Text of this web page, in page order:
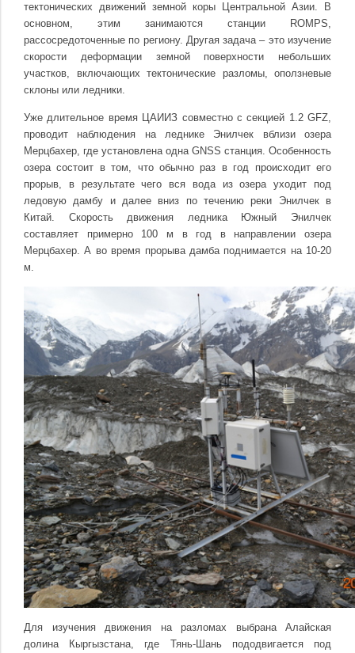
тектонических движений земной коры Центральной Азии. В
основном, этим занимаются станции ROMPS,
рассосредоточенные по региону. Другая задача – это изучение
скорости деформации земной поверхности небольших
участков, включающих тектонические разломы, оползневые
склоны или ледники.
Уже длительное время ЦАИИЗ совместно с секцией 1.2 GFZ,
проводит наблюдения на леднике Энилчек вблизи озера
Мерцбахер, где установлена одна GNSS станция. Особенность
озера состоит в том, что обычно раз в год происходит его
прорыв, в результате чего вся вода из озера уходит под
ледовую дамбу и далее вниз по течению реки Энилчек в
Китай. Скорость движения ледника Южный Энилчек
составляет примерно 100 м в год в направлении озера
Мерцбахер. А во время прорыва дамба поднимается на 10-20
м.
Для изучения движения на разломах выбрана Алайская
долина Кыргызстана, где Тянь-Шань пододвигается под